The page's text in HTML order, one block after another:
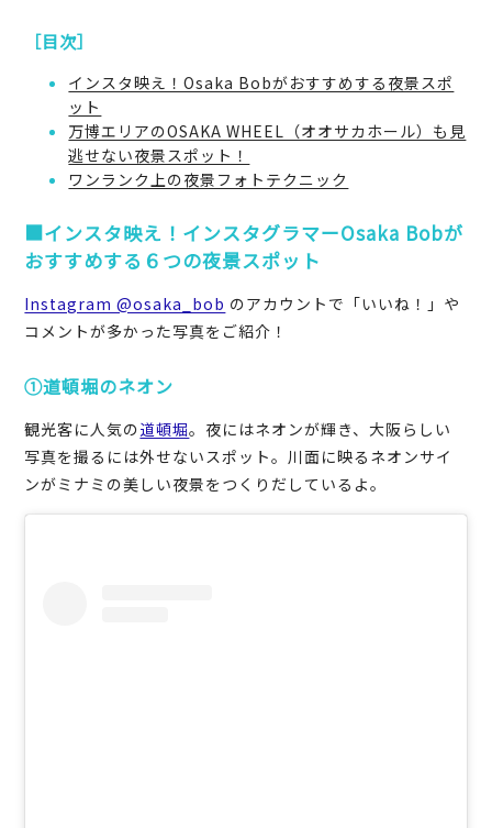
［目次］
インスタ映え！Osaka Bobがおすすめする夜景スポ
ット
万博エリアのOSAKA WHEEL（オオサカホール）も見
逃せない夜景スポット！
ワンランク上の夜景フォトテクニック
■インスタ映え！インスタグラマーOsaka Bobが
おすすめする６つの夜景スポット
Instagram @osaka_bob のアカウントで「いいね！」や
コメントが多かった写真をご紹介！
①道頓堀のネオン
観光客に人気の道頓堀。夜にはネオンが輝き、大阪らしい
写真を撮るには外せないスポット。川面に映るネオンサイ
ンがミナミの美しい夜景をつくりだしているよ。